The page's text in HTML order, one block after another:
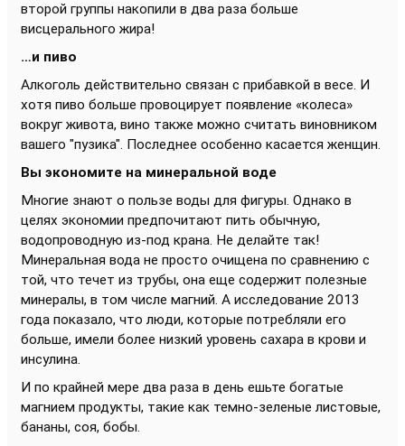
второй группы накопили в два раза больше
висцерального жира!
…и пиво
Алкоголь действительно связан с прибавкой в весе. И
хотя пиво больше провоцирует появление «колеса»
вокруг живота, вино также можно считать виновником
вашего "пузика". Последнее особенно касается женщин.
Вы экономите на минеральной воде
Многие знают о пользе воды для фигуры. Однако в
целях экономии предпочитают пить обычную,
водопроводную из-под крана. Не делайте так!
Минеральная вода не просто очищена по сравнению с
той, что течет из трубы, она еще содержит полезные
минералы, в том числе магний. А исследование 2013
года показало, что люди, которые потребляли его
больше, имели более низкий уровень сахара в крови и
инсулина.
И по крайней мере два раза в день ешьте богатые
магнием продукты, такие как темно-зеленые листовые,
бананы, соя, бобы.